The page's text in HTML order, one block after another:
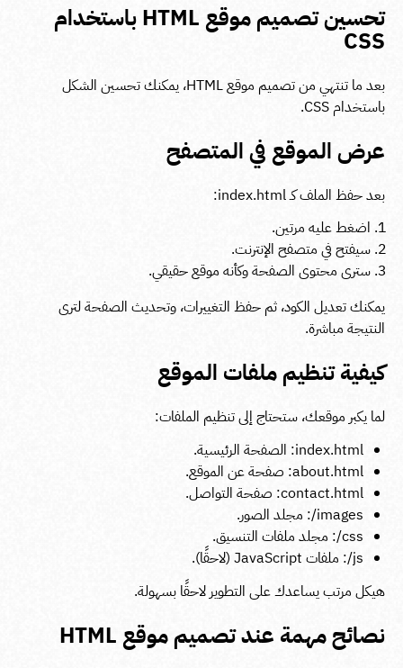
تحسين تصميم موقع HTML باستخدام
CSS
بعد ما تنتهي من تصميم موقع HTML، يمكنك تحسين الشكل
باستخدام CSS.
عرض الموقع في المتصفح
بعد حفظ الملف كـindex.html
:
اضغط عليه مرتين.
سيفتح في متصفح الإنترنت.
سترى محتوى الصفحة وكأنه موقع حقيقي.
يمكنك تعديل الكود، ثم حفظ التغييرات، وتحديث الصفحة لترى
النتيجة مباشرة.
كيفية تنظيم ملفات الموقع
لما يكبر موقعك، ستحتاج إلى تنظيم الملفات:
index.html: الصفحة الرئيسية.
about.html: صفحة عن الموقع.
contact.html: صفحة التواصل.
images/ : مجلد الصور.
css/ : مجلد ملفات التنسيق.
js/ : ملفات JavaScript (لاحقًا).
هيكل مرتب يساعدك على التطوير لاحقًا بسهولة.
نصائحمهمة عند تصميم موقع HTML